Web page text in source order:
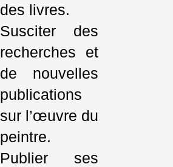
des livres.
Susciter des
recherches et
de nouvelles
publications
sur l’œuvre du
peintre.
Publier ses